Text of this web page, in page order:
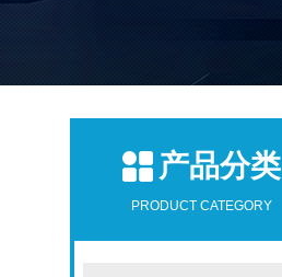
产品分类
PRODUCT CATEGORY